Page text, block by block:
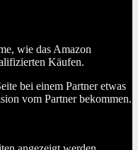
wie das Amazon
Käufen.
bei einem Partner etwas
vom Partner bekommen.